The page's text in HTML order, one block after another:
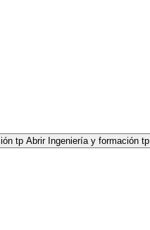
tp Abrir Ingeniería y formación tp